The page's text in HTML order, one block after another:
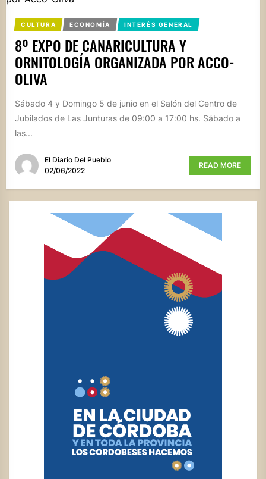
CULTURA ECONOMÍA INTERÉS GENERAL
8º EXPO DE CANARICULTURA Y
ORNITOLOGÍA ORGANIZADA POR ACCO-
OLIVA
Sábado 4 y Domingo 5 de junio en el Salón del Centro de
Jubilados de Las Junturas de 09:00 a 17:00 hs. Sábado a
las...
El Diario Del Pueblo
02/06/2022
READ MORE